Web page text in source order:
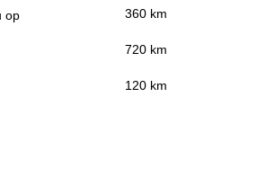
op
360 km
720 km
120 km